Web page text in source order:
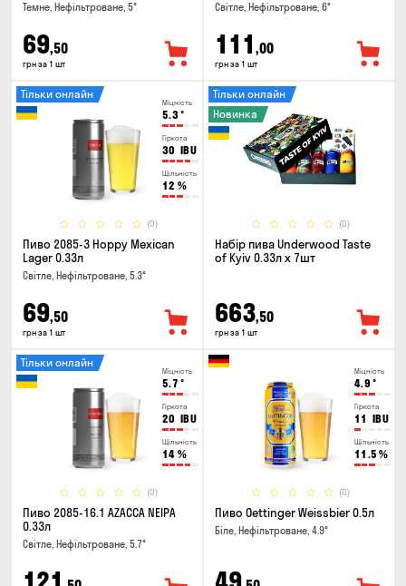
Темне, Нефільтроване, 5°
69,50
грн за 1 шт
Світле, Нефільтроване, 6°
111 ,00
грн за 1 шт
Міцність
5.3°
Гіркота
30 IBU
Щільність
12 %
(0)
Тільки онлайн
Пиво 2085-3 Hoppy Mexican
Lager 0.33л
Світле, Нефільтроване, 5.3°
69,50
грн за 1 шт
(0)
Тільки онлайн
Новинка
Набір пива Underwood Taste
of Kyiv 0.33л x 7шт
663,50
грн за 1 шт
Міцність
5.7 °
Гіркота
20 IBU
Щільність
14 %
(0)
Тільки онлайн
Пиво 2085-16.1 AZACCA NEIPA
0.33л
Світле, Нефільтроване, 5.7°
Міцність
4.9 °
Гіркота
11 IBU
Щільність
11.5 %
(0)
Пиво Oettinger Weissbier 0.5л
Біле, Нефільтроване, 4.9°